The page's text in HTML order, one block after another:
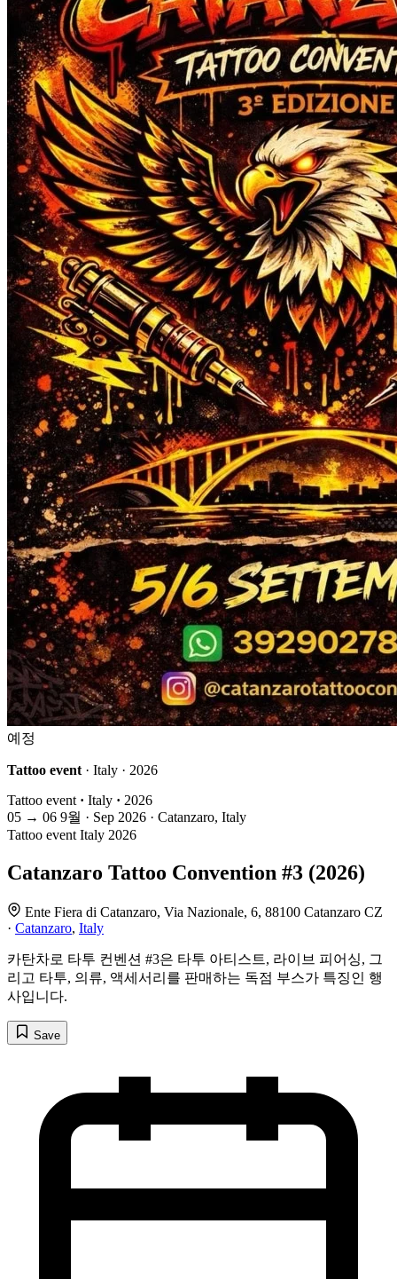
예정
Tattoo event · Italy · 2026
Tattoo event · Italy · 2026
05 → 06 9월 · Sep 2026 · Catanzaro, Italy
Tattoo event Italy 2026
Catanzaro Tattoo Convention #3 (2026)
Ente Fiera di Catanzaro, Via Nazionale, 6, 88100 Catanzaro CZ
· Catanzaro, Italy
카탄차로 타투 컨벤션 #3은 타투 아티스트, 라이브 피어싱, 그
리고 타투, 의류, 액세서리를 판매하는 독점 부스가 특징인 행
사입니다.
Save